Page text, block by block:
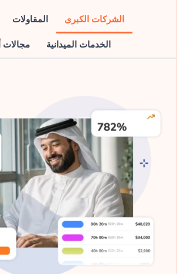
الشركات الكبرى المقاولات
الخدمات الميدانية مجالات